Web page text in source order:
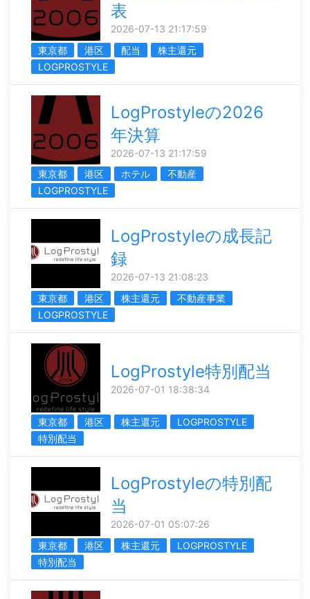
表
2026-07-13 21:17:59
東京都
港区 配当
株主還元
LOGPROSTYLE
LogProstyleの2026
年決算
2026-07-13 21:17:59
東京都
港区 ホテル
不動産
LOGPROSTYLE
LogProstyleの成長記
録
2026-07-13 21:08:23
東京都
港区 株主還元
不動産事業
LOGPROSTYLE
LogProstyle特別配当
2026-07-01 18:38:34
東京都 港区 株主還元
LOGPROSTYLE
特別配当
LogProstyleの特別配
当
2026-07-01 05:07:26
東京都
港区 株主還元
LOGPROSTYLE
特別配当